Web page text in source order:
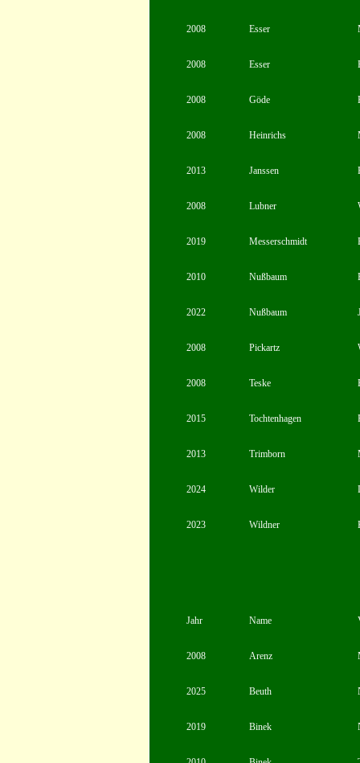
2008 Esser
2008 Esser
2008 Göde
2008 Heinrichs
2013 Janssen
2008 Lubner
2019 Messerschmidt
2010 Nußbaum
2022 Nußbaum
2008 Pickartz
2008 Teske
2015 Tochtenhagen
2013 Trimborn
2024 Wilder
2023 Wildner
Jahr Name
2008 Arenz
2025 Beuth
2019 Binek